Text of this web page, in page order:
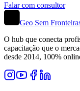
Falar com consultor
Geo Sem
O hub que conecta
capacitação que o
desde 2014, 100%